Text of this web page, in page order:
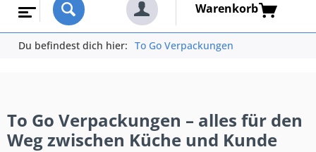
Warenkorb
Du befindest dich hier: To Go Verpackungen
To Go Verpackungen – alles für den
Weg zwischen Küche und Kunde